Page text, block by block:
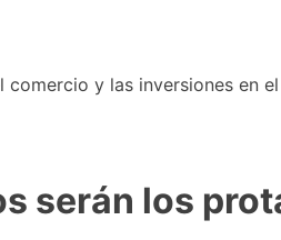
y las inversiones en
serán los